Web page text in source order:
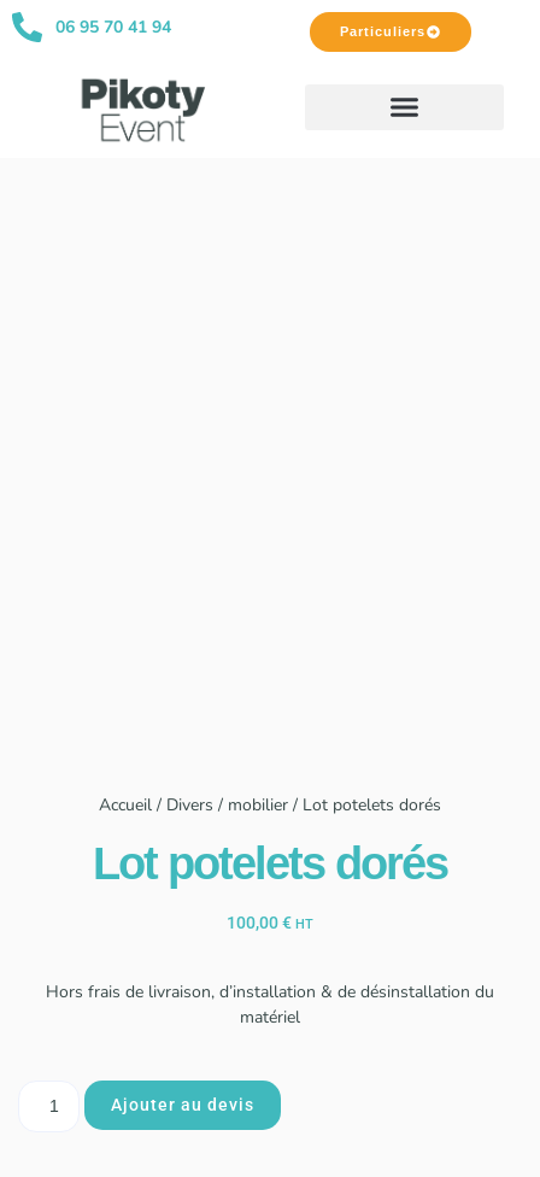
06 95 70 41 94 Particuliers
Accueil / Divers / mobilier / Lot potelets dorés
Lot potelets dorés
100,00€ HT
Hors frais de livraison, d’installation & de désinstallation du
matériel
Ajouter au devis